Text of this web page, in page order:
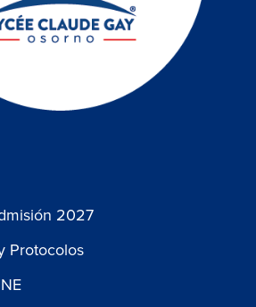
2027
Protocolos